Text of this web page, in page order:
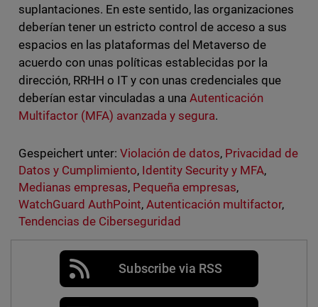
suplantaciones. En este sentido, las organizaciones
deberían tener un estricto control de acceso a sus
espacios en las plataformas del Metaverso de
acuerdo con unas políticas establecidas por la
dirección, RRHH o IT y con unas credenciales que
deberían estar vinculadas a unaAutenticación
Multifactor (MFA) avanzada y segura.
Gespeichert unter: Violación de datos, Privacidad de
Datos y Cumplimiento, Identity Security y MFA,
Medianas empresas, Pequeña empresas,
WatchGuard AuthPoint, Autenticación multifactor,
Tendencias de Ciberseguridad
Subscribe via RSS